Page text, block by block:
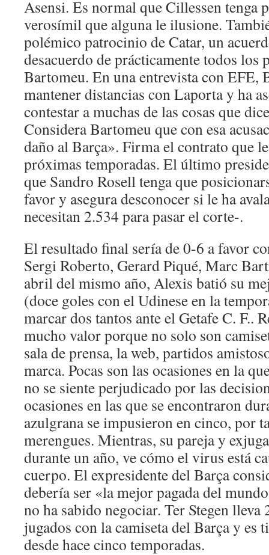
Asensi. Es normal que Cillessen tenga
verosímil que alguna le ilusione.
polémico patrocinio de Catar, un
desacuerdo de prácticamente todos los
Bartomeu. En una entrevista con EFE,
mantener distancias con Laporta y ha
contestar a muchas de las cosas que
Considera Bartomeu que con esa
daño al Barça». Firma el contrato que
próximas temporadas. El último
que Sandro Rosell tenga que
favor y asegura desconocer si le ha
necesitan 2.534 para pasar el corte-.
El resultado final sería de 0-6 a favor
Sergi Roberto, Gerard Piqué, Marc
abril del mismo año, Alexis batió su
(doce goles con el Udinese en la
marcar dos tantos ante el Getafe C. F..
mucho valor porque no solo son
sala de prensa, la web, partidos
marca. Pocas son las ocasiones en la
no se siente perjudicado por las
ocasiones en las que se encontraron
azulgrana se impusieron en cinco, por
merengues. Mientras, su pareja y
durante un año, ve cómo el virus está
cuerpo. El expresidente del Barça
debería ser «la mejor pagada del
no ha sabido negociar. Ter Stegen lleva
jugados con la camiseta del Barça y
desde hace cinco temporadas.